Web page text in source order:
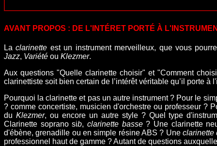
AVANT PROPOS : DE L'INTÉRET PORTÉ À
Laclarinette est un instrument merveilleux, que vous
Jazz, Variété ou Klezmer.
Aux questions "Quelle clarinette choisir" et "Comment
clarinettiste soit bien certain de l’intérêt véritable qu’il porte à
Pourquoi la clarinette et pas un autre instrument ? Pour le
? comme concertiste, musicien d'orchestre ou professeur ?
du Klezmer, ou encore un autre style ? Quel type
Clarinette soprano sib,clarinette basse? Une clarinette
d'ébène, grenadille ou en simple résine ABS ? Une clarinette
professionnel haut de gamme ? Autant de questions